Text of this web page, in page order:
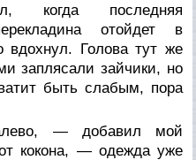
когда последняя
отойдет в
вдохнул. Голова тут же
заплясали зайчики, но
быть слабым, пора
— добавил мой
кокона, — одежда уже